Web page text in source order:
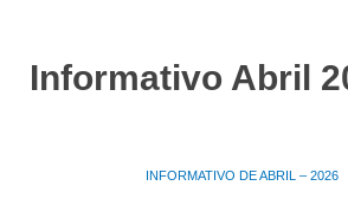
Informativo Abril
INFORMATIVO DE ABRIL – 2026